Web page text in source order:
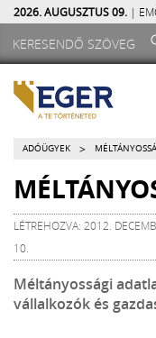
2026. AUGUSZTUS 09. |
ADÓÜGYEK >
LÉTREHOZVA: 2012.
10.
Méltányossági
vállalkozók és